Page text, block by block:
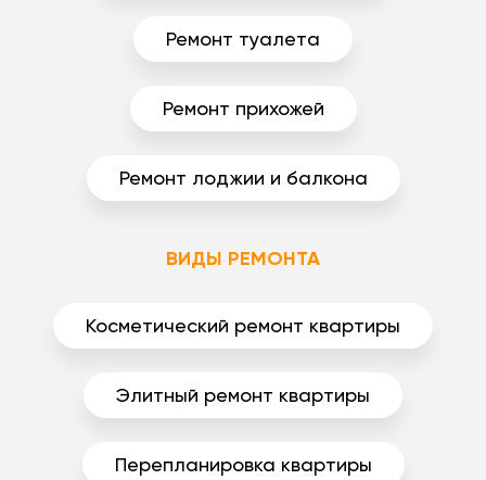
Ремонт туалета
Ремонт прихожей
Ремонт лоджии и балкона
ВИДЫ РЕМОНТА
Косметический ремонт квартиры
Элитный ремонт квартиры
Перепланировка квартиры